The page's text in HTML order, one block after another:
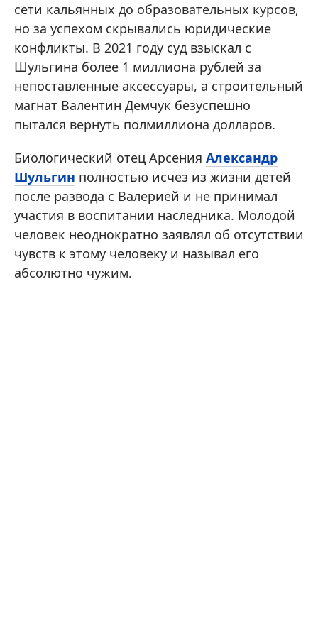
сети кальянных до образовательных курсов,
но за успехом скрывались юридические
конфликты. В 2021 году суд взыскал с
Шульгина более 1 миллиона рублей за
непоставленные аксессуары, а строительный
магнат Валентин Демчук безуспешно
пытался вернуть полмиллиона долларов.
Биологический отец Арсения Александр
Шульгин полностью исчез из жизни детей
после развода с Валерией и не принимал
участия в воспитании наследника. Молодой
человек неоднократно заявлял об отсутствии
чувств к этому человеку и называл его
абсолютно чужим.